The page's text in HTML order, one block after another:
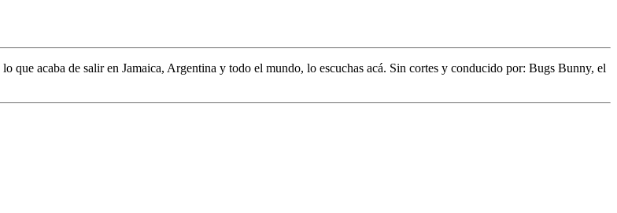
lo que acaba de salir en Jamaica, Argentina y todo el mundo, lo escuchas acá. Sin cortes y conducido por: Bugs Bunny, el